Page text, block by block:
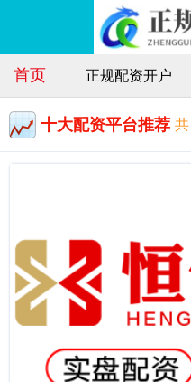
首页 正规配资开户
十大配资平台推荐 共